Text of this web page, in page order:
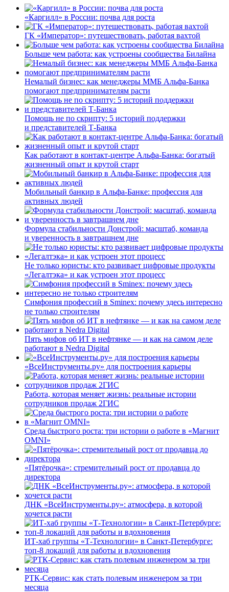
«Каргилл» в России: почва для роста
ГК «Император»: путешествовать, работая вахтой
Больше чем работа: как устроены сообщества Билайна
Немалый бизнес: как менеджеры ММБ Альфа-Банка
помогают предпринимателям расти
Помощь не по скрипту: 5 историй поддержки
и представителей Т-Банка
Как работают в контакт-центре Альфа-Банка: богатый
жизненный опыт и крутой старт
Мобильный банкир в Альфа-Банке: профессия для
активных людей
Формула стабильности Донстрой: масштаб, команда
и уверенность в завтрашнем дне
Не только юристы: кто развивает цифровые продукты
«Легалтэка» и как устроен этот процесс
Симфония профессий в Sminex: почему здесь интересно
не только строителям
Пять мифов об ИТ в нефтянке — и как на самом деле
работают в Nedra Digital
«ВсеИнструменты.ру» для построения карьеры
Работа, которая меняет жизнь: реальные истории
сотрудников продаж 2ГИС
Среда быстрого роста: три истории о работе в «Магнит
OMNI»
«Пятёрочка»: стремительный рост от продавца до
директора
ДНК «ВсеИнструменты.ру»: атмосфера, в которой
хочется расти
ИТ-хаб группы «Т-Технологии» в Санкт-Петербурге:
топ-8 локаций для работы и вдохновения
РТК-Сервис: как стать полевым инженером за три
месяца